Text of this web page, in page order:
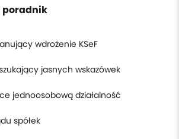
poradnik
wdrożenie KSeF
jasnych wskazówek
jednoosobową działalność
spółek